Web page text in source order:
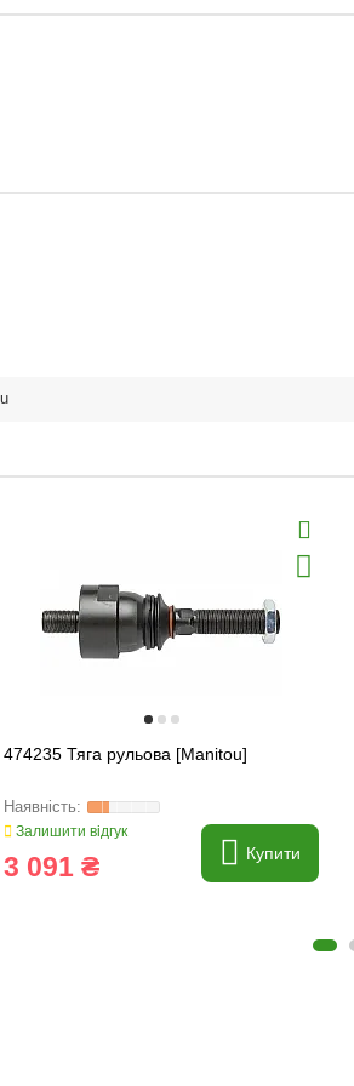
474235 Тяга рульова [Manitou]
Залишити відгук
3 091 ₴ Купити